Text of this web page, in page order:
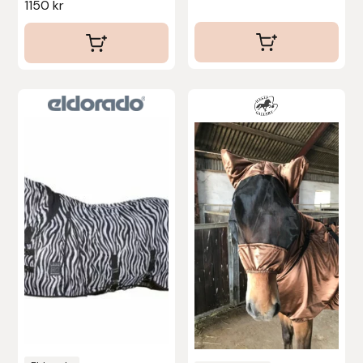
1150kr
Redback
Roeckl
Saltverk
Sigga Ævars
Sivart Bokförlag